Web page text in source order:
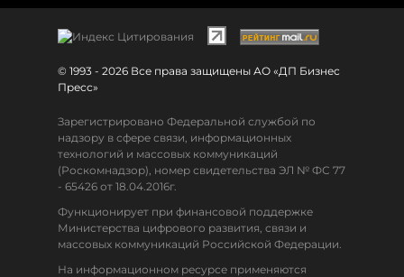
© 1993 - 2026 Все права защищены АО «ДП Бизнес
Пресс»
Зарегистрировано Федеральной службой по
надзору в сфере связи, информационных
технологий и массовых коммуникаций
(Роскомнадзор), номер свидетельства ЭЛ № ФС 77
- 65426 от 18.04.2016г.
Функционирует при финансовой поддержке
Министерства цифрового развития, связи и
массовых коммуникаций Российской Федерации.
На информационном ресурсе применяются